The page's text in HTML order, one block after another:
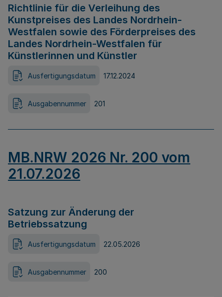
Richtlinie für die Verleihung des
Kunstpreises des Landes Nordrhein-
Westfalen sowie des Förderpreises des
Landes Nordrhein-Westfalen für
Künstlerinnen und Künstler
Ausfertigungsdatum 17.12.2024
Ausgabennummer 201
MB.NRW 2026 Nr. 200 vom
21.07.2026
Satzung zur Änderung der
Betriebssatzung
Ausfertigungsdatum 22.05.2026
Ausgabennummer 200